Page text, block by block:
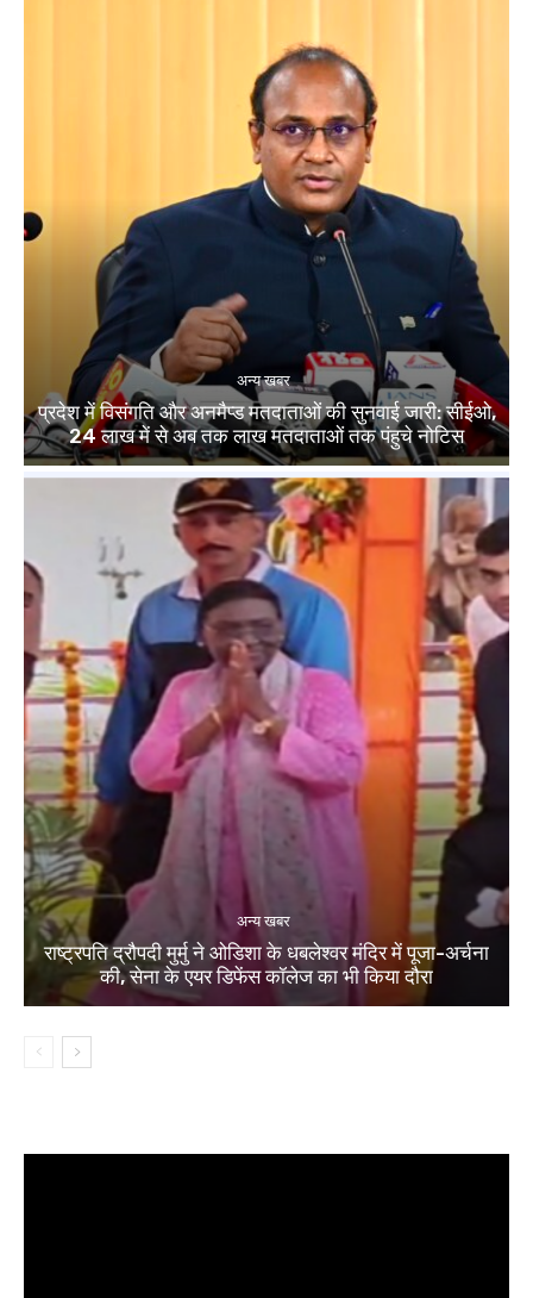
अन्य खबर
प्रदेश में विसंगति और अनमैप्ड मतदाताओं की सुनवाई जारी: सीईओ,
24 लाख में से अब तक लाख मतदाताओं तक पंहुचे नोटिस
अन्य खबर
राष्ट्रपति द्रौपदी मुर्मु ने ओडिशा के धबलेश्वर मंदिर में पूजा-अर्चना
की, सेना के एयर डिफेंस कॉलेज का भी किया दौरा